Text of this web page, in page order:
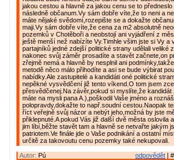
jakou cestou a hlavně za jakou cenu se to předneslo
následně občanum.Vy sám dobře víte,že to neni a
máte nějaké svědomí,rozepište se a dokažte
maji.Vy sám dobře víte,že cena za m2 absolutně
pozemků v Chotěboři a neobstojí ani vyjádření z
ještě menší než nabízíte Vy.Timhle všim jste si Vy a
partajníků jedné zdejší politické strany udělali veliké
nakonec svůj záměr prosadíte a stavět začnete,on
zřejmě nemá a hlavně by nesplnil ani
metodě něco málo přihodíte a asi se bude výbirat
nabídky.Ale zastupitelé a kandidáti oné politické
nepěkné vysvědčení již tento víkend.O tom jsem
přesvědčenej.Na závěr,pokud si myslíte,že kandidát
máte na mysli pana A.),poškodil Vaše jméno a
polopravdy,dokažte to např.soudní cestou.Naopak
říct veřejně svůj názor a nebýt jeho,možná by jste
přiklepnuté.A pokud Vás již další dvě města oslovila
jim líbí,běžte stavět tam a hlavně se netvařte jakým
patriotem.Ve finále jde o Vaše podnikání a ostatní
určitě za takovoutu cenu pozemky také nekupovali.
odpovědět |
Autor: Pú